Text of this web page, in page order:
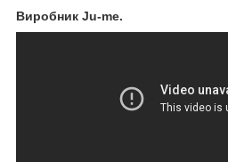
Виробник Ju-me.